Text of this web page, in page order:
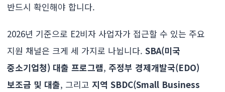
반드시 확인해야 합니다.
2026년 기준으로 E2비자 사업자가 접근할 수 있는 주요
지원 채널은 크게 세 가지로 나뉩니다. SBA(미국
중소기업청) 대출 프로그램, 주정부 경제개발국(EDO)
보조금 및 대출, 그리고 지역 SBDC(Small Business